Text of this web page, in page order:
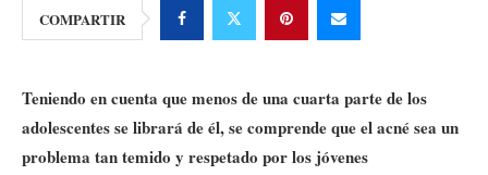
COMPARTIR
Teniendo en cuenta que menos de una cuarta parte de los
adolescentes se librará de él, se comprende que el acné sea un
problema tan temido y respetado por los jóvenes